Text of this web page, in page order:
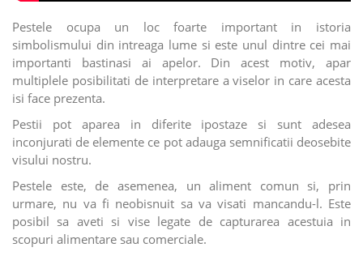
Pestele ocupa un loc foarte important in istoria
simbolismului din intreaga lume si este unul dintre cei mai
importanti bastinasi ai apelor. Din acest motiv, apar
multiplele posibilitati de interpretare a viselor in care acesta
isi face prezenta.
Pestii pot aparea in diferite ipostaze si sunt adesea
inconjurati de elemente ce pot adauga semnificatii deosebite
visului nostru.
Pestele este, de asemenea, un aliment comun si, prin
urmare, nu va fi neobisnuit sa va visati mancandu-l. Este
posibil sa aveti si vise legate de capturarea acestuia in
scopuri alimentare sau comerciale.